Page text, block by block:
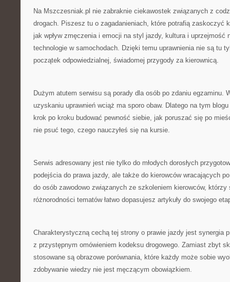
Na Mszczesniak.pl nie zabraknie ciekawostek związanych z
drogach. Piszesz tu o zagadanieniach, które potrafią zaskoczyć
jak wpływ zmęczenia i emocji na styl jazdy, kultura i uprzejmość
technologie w samochodach. Dzięki temu uprawnienia nie są tu
początek odpowiedzialnej, świadomej przygody za kierownicą.
Dużym atutem serwisu są porady dla osób po zdaniu egzaminu.
uzyskaniu uprawnień wciąż ma sporo obaw. Dlatego na tym
krok po kroku budować pewność siebie, jak poruszać się po
nie psuć tego, czego nauczyłeś się na kursie.
Serwis adresowany jest nie tylko do młodych dorosłych
podejścia do prawa jazdy, ale także do kierowców wracających
do osób zawodowo związanych ze szkoleniem kierowców,
różnorodności tematów łatwo dopasujesz artykuły do swojego
Charakterystyczną cechą tej strony o prawie jazdy jest synergia
z przystępnym omówieniem kodeksu drogowego. Zamiast zbyt
stosowane są obrazowe porównania, które każdy może sobie
zdobywanie wiedzy nie jest męczącym obowiązkiem.